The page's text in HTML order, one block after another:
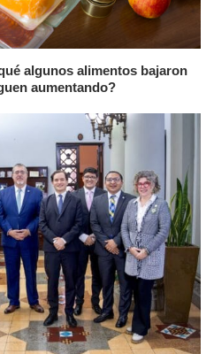
algunos alimentos bajaron
aumentando?